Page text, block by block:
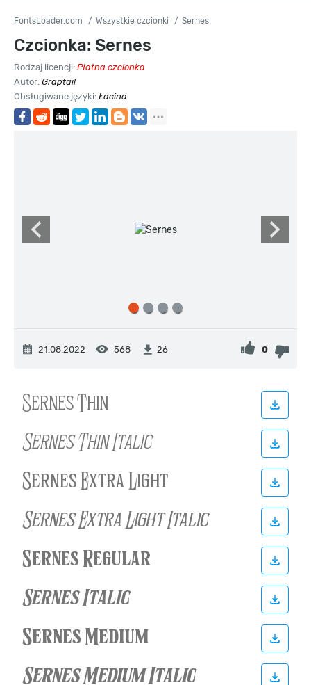
FontsLoader.com Wszystkie czcionki Sernes
Czcionka: Sernes
Rodzaj licencji: Płatna czcionka
Autor: Graptail
Obsługiwane języki: Łacina
21.08.2022 568 26 0